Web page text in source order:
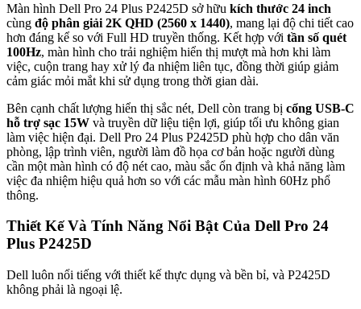
Màn hình Dell Pro 24 Plus P2425D sở hữu kích thước 24 inch
cùng độ phân giải 2K QHD (2560 x 1440), mang lại độ chi tiết cao
hơn đáng kể so với Full HD truyền thống. Kết hợp với tần số quét
100Hz, màn hình cho trải nghiệm hiển thị mượt mà hơn khi làm
việc, cuộn trang hay xử lý đa nhiệm liên tục, đồng thời giúp giảm
cảm giác mỏi mắt khi sử dụng trong thời gian dài.
Bên cạnh chất lượng hiển thị sắc nét, Dell còn trang bị cổng USB-C
hỗ trợ sạc 15W và truyền dữ liệu tiện lợi, giúp tối ưu không gian
làm việc hiện đại. Dell Pro 24 Plus P2425D phù hợp cho dân văn
phòng, lập trình viên, người làm đồ họa cơ bản hoặc người dùng
cần một màn hình có độ nét cao, màu sắc ổn định và khả năng làm
việc đa nhiệm hiệu quả hơn so với các mẫu màn hình 60Hz phổ
thông.
Thiết Kế Và Tính Năng Nổi Bật Của Dell Pro 24
Plus P2425D
Dell luôn nổi tiếng với thiết kế thực dụng và bền bỉ, và P2425D
không phải là ngoại lệ.